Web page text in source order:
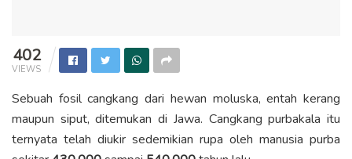
402
VIEWS
Sebuah fosil cangkang dari hewan moluska, entah kerang
maupun siput, ditemukan di Jawa. Cangkang purbakala itu
ternyata telah diukir sedemikian rupa oleh manusia purba